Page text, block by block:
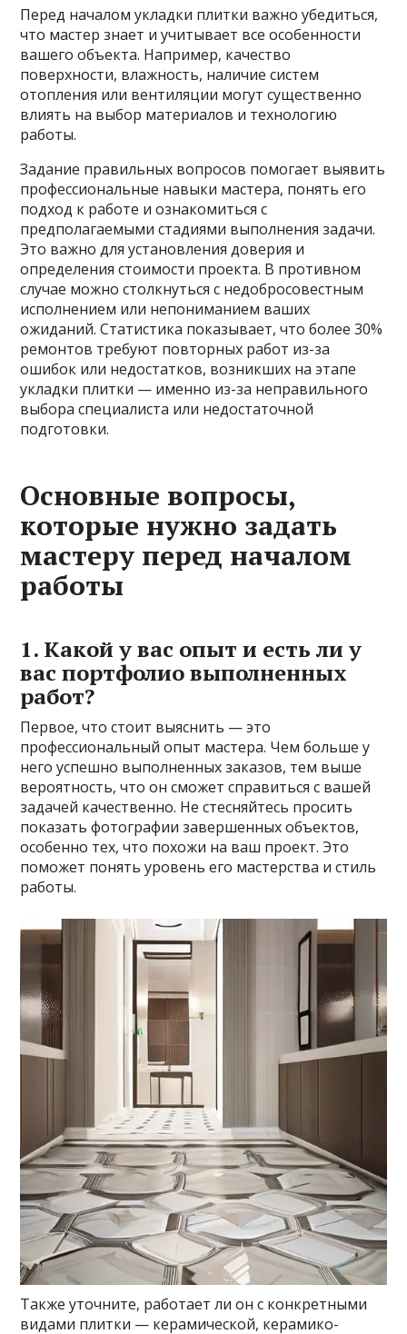
Перед началом укладки плитки важно убедиться,
что мастер знает и учитывает все особенности
вашего объекта. Например, качество
поверхности, влажность, наличие систем
отопления или вентиляции могут существенно
влиять на выбор материалов и технологию
работы.
Задание правильных вопросов помогает выявить
профессиональные навыки мастера, понять его
подход к работе и ознакомиться с
предполагаемыми стадиями выполнения задачи.
Это важно для установления доверия и
определения стоимости проекта. В противном
случае можно столкнуться с недобросовестным
исполнением или непониманием ваших
ожиданий. Статистика показывает, что более 30%
ремонтов требуют повторных работ из-за
ошибок или недостатков, возникших на этапе
укладки плитки — именно из-за неправильного
выбора специалиста или недостаточной
подготовки.
Основные вопросы,
которые нужно задать
мастеру перед началом
работы
1. Какой у вас опыт и есть ли у
вас портфолио выполненных
работ?
Первое, что стоит выяснить — это
профессиональный опыт мастера. Чем больше у
него успешно выполненных заказов, тем выше
вероятность, что он сможет справиться с вашей
задачей качественно. Не стесняйтесь просить
показать фотографии завершенных объектов,
особенно тех, что похожи на ваш проект. Это
поможет понять уровень его мастерства и стиль
работы.
Также уточните, работает ли он с конкретными
видами плитки — керамической, керамико-